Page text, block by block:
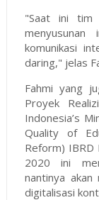
"Saat ini tim
menyusunan
komunikasi
daring," jelas
Fahmi yang
Proyek
Indonesia’s
Quality of
Reform) IBRD
2020 ini
nantinya
digitalisasi